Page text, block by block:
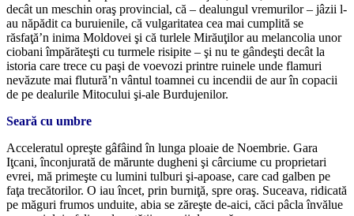
decât un meschin oraş provincial, că – dealungul vremurilor – jâzii l-
au năpădit ca buruienile, că vulgaritatea cea mai cumplită se
răsfaţă’n inima Moldovei şi că turlele Mirăuţilor au melancolia unor
ciobani împărăteşti cu turmele risipite – şi nu te gândeşti decât la
istoria care trece cu paşi de voevozi printre ruinele unde flamuri
nevăzute mai flutură’n vântul toamnei cu incendii de aur în copacii
de pe dealurile Mitocului şi-ale Burdujenilor.
Seară cu umbre
Acceleratul opreşte gâfâind în lunga ploaie de Noembrie. Gara
Iţcani, înconjurată de mărunte dugheni şi cârciume cu proprietari
evrei, mă primeşte cu lumini tulburi şi-apoase, care cad galben pe
faţa trecătorilor. O iau încet, prin burniţă, spre oraş. Suceava, ridicată
pe măguri frumos unduite, abia se zăreşte de-aici, căci pâcla învălue